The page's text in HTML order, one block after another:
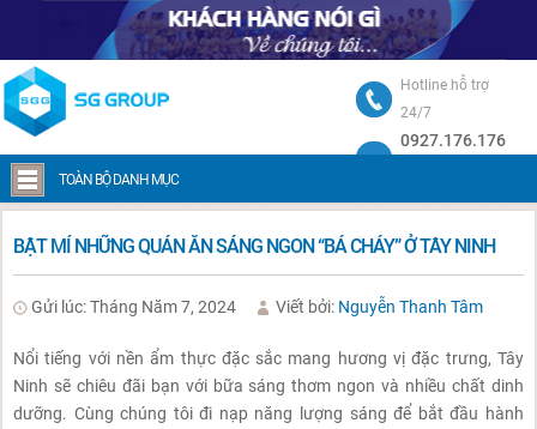
Hotline hỗ trợ
24/7
0927.176.176
TOÀN BỘ DANH MỤC
Trang chủ
BẬT MÍ NHỮNG QUÁN ĂN SÁNG NGON “BÁ CHÁY” Ở TÂY NINH
Gửi lúc: Tháng Năm 7, 2024 Viết bởi: Nguyễn Thanh Tâm
Nổi tiếng với nền ẩm thực đặc sắc mang hương vị đặc trưng, Tây
Ninh sẽ chiêu đãi bạn với bữa sáng thơm ngon và nhiều chất dinh
dưỡng. Cùng chúng tôi đi nạp năng lượng sáng để bắt đầu hành